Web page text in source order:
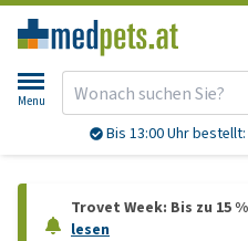
Menu
Bis 13:00 Uhr bestellt:
Trovet Week: Bis zu 15
lesen